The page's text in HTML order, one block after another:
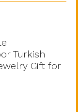
Turkish
Gift for